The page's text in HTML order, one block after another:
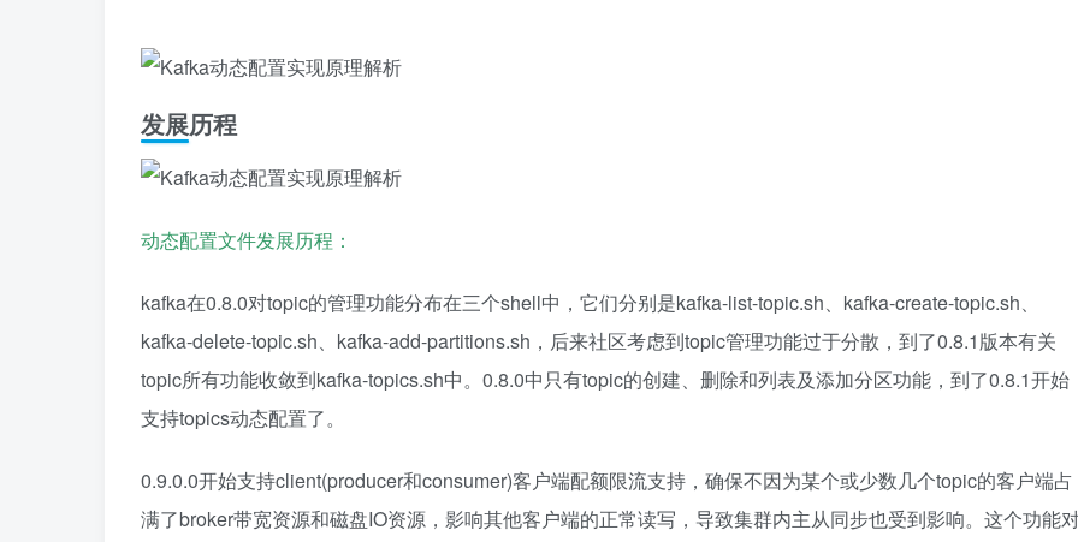
发展历程
动态配置文件发展历程：
kafka在0.8.0对topic的管理功能分布在三个shell中，它们分别是kafka-list-topic.sh、kafka-create-topic.sh、
kafka-delete-topic.sh、kafka-add-partitions.sh，后来社区考虑到topic管理功能过于分散，到了0.8.1版本有关
topic所有功能收敛到kafka-topics.sh中。0.8.0中只有topic的创建、删除和列表及添加分区功能，到了0.8.1开始
支持topics动态配置了。
0.9.0.0开始支持client(producer和consumer)客户端配额限流支持，确保不因为某个或少数几个topic的客户端占
满了broker带宽资源和磁盘IO资源，影响其他客户端的正常读写，导致集群内主从同步也受到影响。这个功能